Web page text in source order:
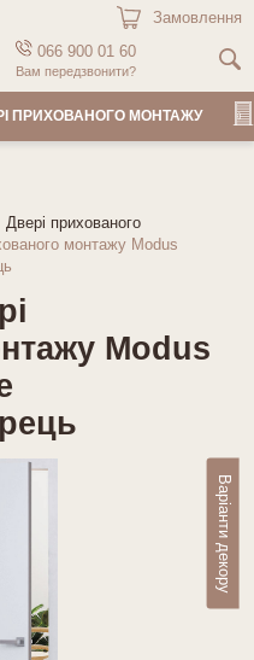
Замовлення
066 900 01 60
Вам передзвонити?
ПРИХОВАНОГО МОНТАЖУ
Двері прихованого
монтажу Modus
Modus
Варіанти декору